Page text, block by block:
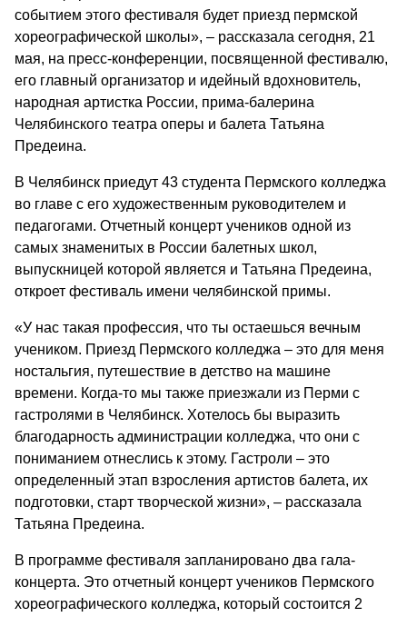
событием этого фестиваля будет приезд пермской
хореографической школы», – рассказала сегодня, 21
мая, на пресс-конференции, посвященной фестивалю,
его главный организатор и идейный вдохновитель,
народная артистка России, прима-балерина
Челябинского театра оперы и балета Татьяна
Предеина.
В Челябинск приедут 43 студента Пермского колледжа
во главе с его художественным руководителем и
педагогами. Отчетный концерт учеников одной из
самых знаменитых в России балетных школ,
выпускницей которой является и Татьяна Предеина,
откроет фестиваль имени челябинской примы.
«У нас такая профессия, что ты остаешься вечным
учеником. Приезд Пермского колледжа – это для меня
ностальгия, путешествие в детство на машине
времени. Когда-то мы также приезжали из Перми с
гастролями в Челябинск. Хотелось бы выразить
благодарность администрации колледжа, что они с
пониманием отнеслись к этому. Гастроли – это
определенный этап взросления артистов балета, их
подготовки, старт творческой жизни», – рассказала
Татьяна Предеина.
В программе фестиваля запланировано два гала-
концерта. Это отчетный концерт учеников Пермского
хореографического колледжа, который состоится 2